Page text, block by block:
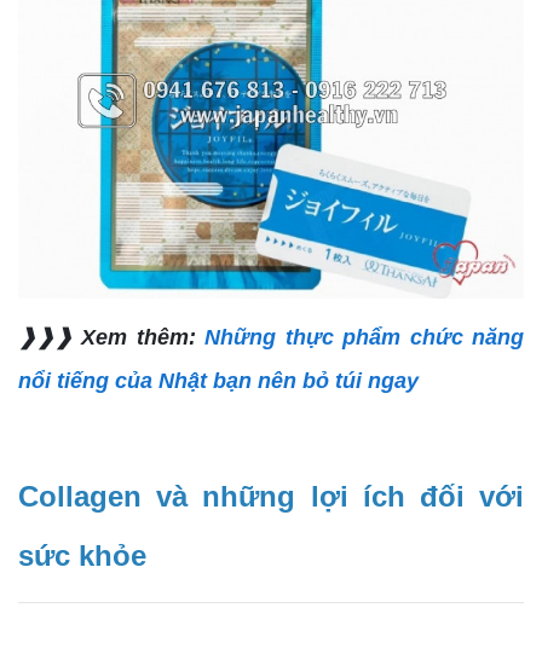
❱❱❱ Xem thêm:Những thực phẩm chức năng
nổi tiếng của Nhật bạn nên bỏ túi ngay
Collagen và những lợi ích đối với
sức khỏe